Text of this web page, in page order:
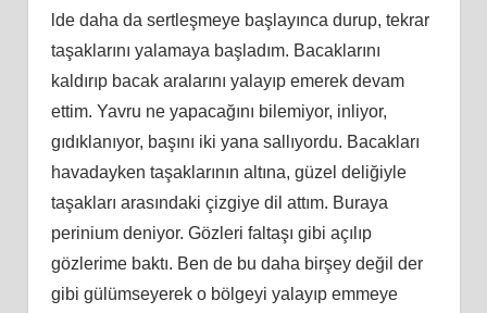
lde daha da sertleşmeye başlayınca durup, tekrar
taşaklarını yalamaya başladım. Bacaklarını
kaldırıp bacak aralarını yalayıp emerek devam
ettim. Yavru ne yapacağını bilemiyor, inliyor,
gıdıklanıyor, başını iki yana sallıyordu. Bacakları
havadayken taşaklarının altına, güzel deliğiyle
taşakları arasındaki çizgiye dil attım. Buraya
perinium deniyor. Gözleri faltaşı gibi açılıp
gözlerime baktı. Ben de bu daha birşey değil der
gibi gülümseyerek o bölgeyi yalayıp emmeye